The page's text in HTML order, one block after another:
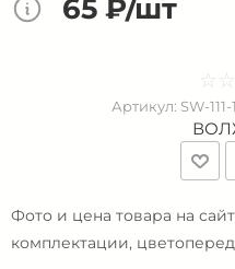
65 ₽/шт
☆ ☆
★ ★
Артикул: SW-
Фото и цена товара на
комплектации,